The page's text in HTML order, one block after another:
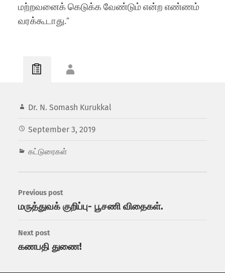
மற்றவனைக் கெடுக்க வேண்டும் என்ற எண்ணம்
வரக்கூடாது.”
Dr. N. Somash Kurukkal
September 3, 2019
கட்டுரைகள்
Previous post
மருத்துவக் குறிப்பு- பூசணி விதைகள்.
Next post
கணபதி துணை!